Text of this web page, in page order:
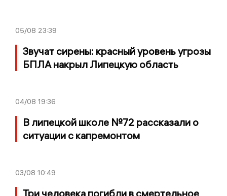
05/08 23:39
Звучат сирены: красный уровень угрозы
БПЛА накрыл Липецкую область
04/08 19:36
В липецкой школе №72 рассказали о
ситуации с капремонтом
03/08 10:49
Три человека погибли в смертельное